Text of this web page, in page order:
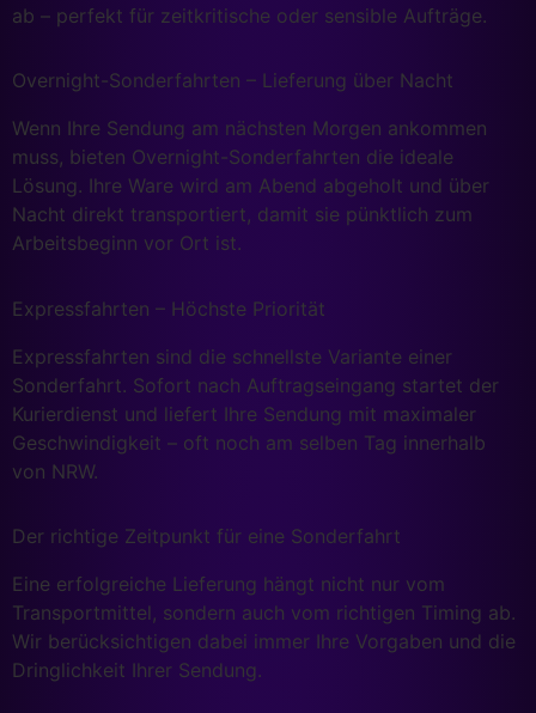
ab – perfekt für zeitkritische oder sensible Aufträge.
Overnight-Sonderfahrten – Lieferung über Nacht
Wenn Ihre Sendung am nächsten Morgen ankommen
muss, bieten Overnight-Sonderfahrten die ideale
Lösung. Ihre Ware wird am Abend abgeholt und über
Nacht direkt transportiert, damit sie pünktlich zum
Arbeitsbeginn vor Ort ist.
Expressfahrten – Höchste Priorität
Expressfahrten sind die schnellste Variante einer
Sonderfahrt. Sofort nach Auftragseingang startet der
Kurierdienst und liefert Ihre Sendung mit maximaler
Geschwindigkeit – oft noch am selben Tag innerhalb
von NRW.
Der richtige Zeitpunkt für eine Sonderfahrt
Eine erfolgreiche Lieferung hängt nicht nur vom
Transportmittel, sondern auch vom richtigen Timing ab.
Wir berücksichtigen dabei immer Ihre Vorgaben und die
Dringlichkeit Ihrer Sendung.